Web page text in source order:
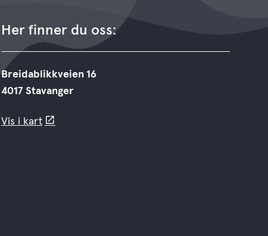
Her finner du oss:
Breidablikkveien 16
4017 Stavanger
Vis i kart